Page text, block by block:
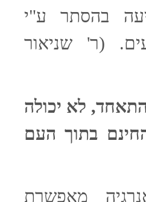
בהסתר ע"י
(ר' שניאור
לא יכולה
בתוך העם
מאפשרת